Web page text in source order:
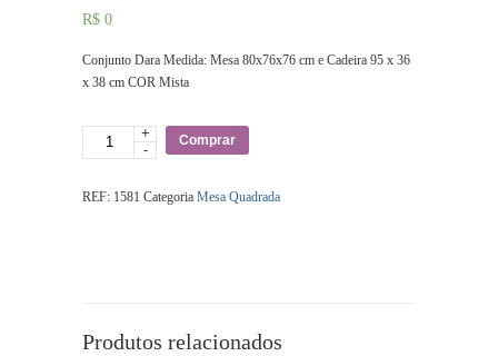
R$ 0
Conjunto Dara Medida: Mesa 80x76x76 cm e Cadeira 95 x 36
x 38 cm COR Mista
Quantidade+
-
Comprar
REF: 1581 Categoria Mesa Quadrada
Produtos relacionados